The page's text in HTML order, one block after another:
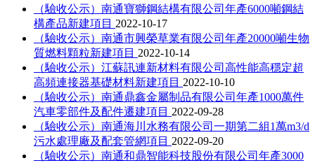
（驗收公示）南通寶獅鋼結構有限公司年產6000噸鋼結
構產品新建項目 2022-10-17
（驗收公示）南通市興榮草業有限公司年產20000噸生物
質燃料顆粒新建項目 2022-10-14
（驗收公示）江蘇訊連新材料有限公司高性能高穩定超
高頻連接器基礎材料新建項目 2022-10-10
（驗收公示）南通鼎鑫金屬制品有限公司年產1000萬件
汽車零部件及配件遷建項目 2022-09-28
（驗收公示）南通海川水務有限公司一期第二組1萬m3/d
污水處理廠及配套管網項目 2022-09-20
（驗收公示）南通和鼎智能科技股份有限公司年產3000